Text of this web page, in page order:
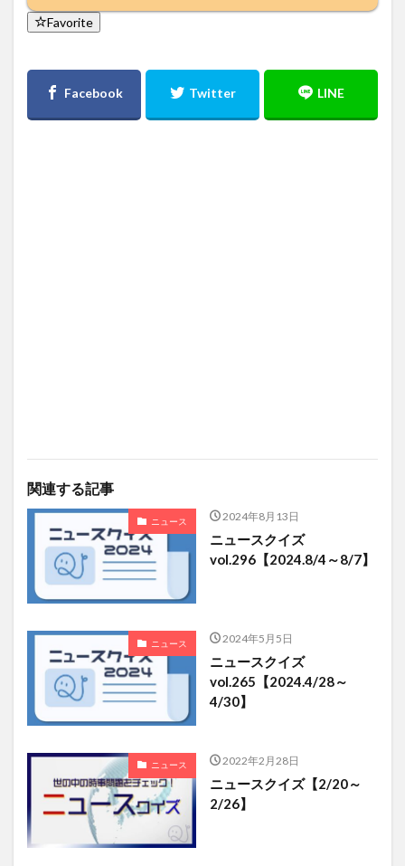
Favorite
関連する記事
ニュース 2024年8月13日
ニュースクイズ
vol.296【2024.8/4～8/7】
ニュース 2024年5月5日
ニュースクイズ
vol.265【2024.4/28～
4/30】
ニュース 2022年2月28日
ニュースクイズ【2/20～
2/26】